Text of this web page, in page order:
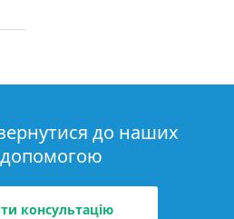
до наших
допомогою
консультацію